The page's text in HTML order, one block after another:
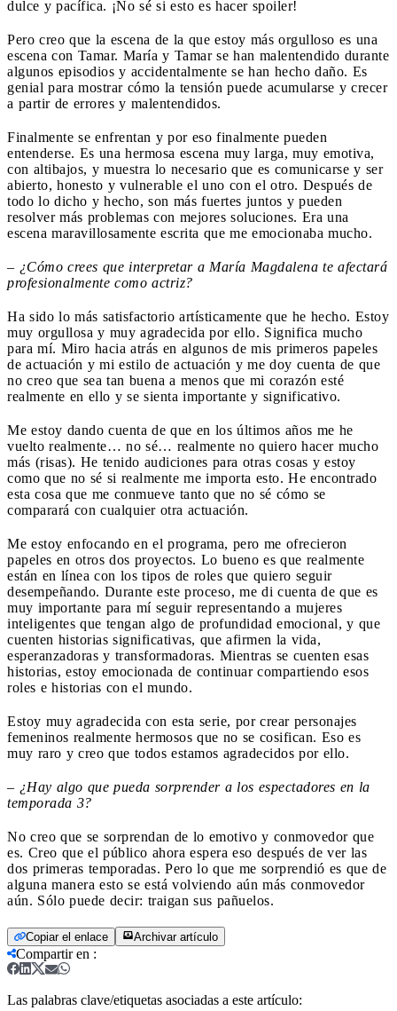
dulce y pacífica. ¡No sé si esto es hacer spoiler!
Pero creo que la escena de la que estoy más orgulloso es una
escena con Tamar. María y Tamar se han malentendido durante
algunos episodios y accidentalmente se han hecho daño. Es
genial para mostrar cómo la tensión puede acumularse y crecer
a partir de errores y malentendidos.
Finalmente se enfrentan y por eso finalmente pueden
entenderse. Es una hermosa escena muy larga, muy emotiva,
con altibajos, y muestra lo necesario que es comunicarse y ser
abierto, honesto y vulnerable el uno con el otro. Después de
todo lo dicho y hecho, son más fuertes juntos y pueden
resolver más problemas con mejores soluciones. Era una
escena maravillosamente escrita que me emocionaba mucho.
– ¿Cómo crees que interpretar a María Magdalena te afectará
profesionalmente como actriz?
Ha sido lo más satisfactorio artísticamente que he hecho. Estoy
muy orgullosa y muy agradecida por ello. Significa mucho
para mí. Miro hacia atrás en algunos de mis primeros papeles
de actuación y mi estilo de actuación y me doy cuenta de que
no creo que sea tan buena a menos que mi corazón esté
realmente en ello y se sienta importante y significativo.
Me estoy dando cuenta de que en los últimos años me he
vuelto realmente… no sé… realmente no quiero hacer mucho
más (risas). He tenido audiciones para otras cosas y estoy
como que no sé si realmente me importa esto. He encontrado
esta cosa que me conmueve tanto que no sé cómo se
comparará con cualquier otra actuación.
Me estoy enfocando en el programa, pero me ofrecieron
papeles en otros dos proyectos. Lo bueno es que realmente
están en línea con los tipos de roles que quiero seguir
desempeñando. Durante este proceso, me di cuenta de que es
muy importante para mí seguir representando a mujeres
inteligentes que tengan algo de profundidad emocional, y que
cuenten historias significativas, que afirmen la vida,
esperanzadoras y transformadoras. Mientras se cuenten esas
historias, estoy emocionada de continuar compartiendo esos
roles e historias con el mundo.
Estoy muy agradecida con esta serie, por crear personajes
femeninos realmente hermosos que no se cosifican. Eso es
muy raro y creo que todos estamos agradecidos por ello.
– ¿Hay algo que pueda sorprender a los espectadores en la
temporada 3?
No creo que se sorprendan de lo emotivo y conmovedor que
es. Creo que el público ahora espera eso después de ver las
dos primeras temporadas. Pero lo que me sorprendió es que de
alguna manera esto se está volviendo aún más conmovedor
aún. Sólo puede decir: traigan sus pañuelos.
Copiar el enlace Archivar artículo
Compartir en :
Las palabras clave/etiquetas asociadas a este artículo: